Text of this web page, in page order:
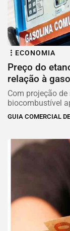
ECONOMIA
Preço do
relação à
Com projeção
biocombustível
GUIA COMERCIAL